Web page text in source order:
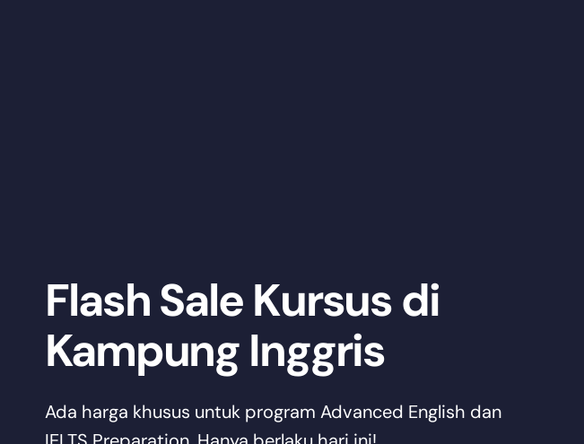
Flash Sale Kursus di
Kampung Inggris
Ada harga khusus untuk program Advanced English dan